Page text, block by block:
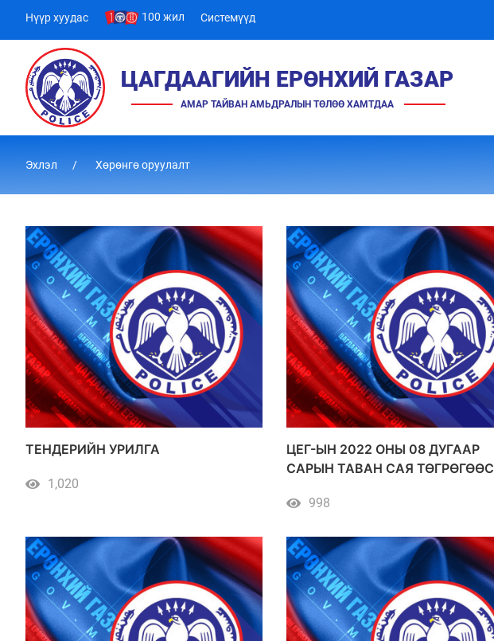
Нүүр хуудас 100 жил Системүүд
ЦАГДААГИЙН ЕРӨНХИЙ ГАЗАР
АМАР ТАЙВАН АМЬДРАЛЫН ТӨЛӨӨ ХАМТДАА
Эхлэл Хөрөнгө оруулалт
ТЕНДЕРИЙН УРИЛГА
1,020
ЦЕГ-ЫН 2022 ОНЫ 08 ДУГААР
САРЫН ТАВАН САЯ ТӨГРӨГӨӨС
ХУДАЛДАН АВАЛТ
998